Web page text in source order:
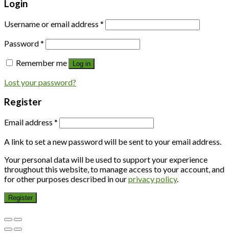
Login
Username or email address *
Password*
Remember me
Log in
Lost your password?
Register
Email address *
A link to set a new password will be sent to your email address.
Your personal data will be used to support your experience
throughout this website, to manage access to your account, and
for other purposes described in ourprivacy policy.
Register